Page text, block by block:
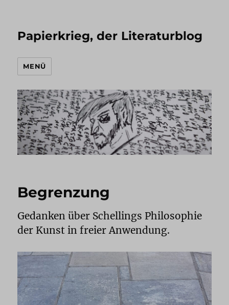
Papierkrieg, der Literaturblog
MENÜ
Begrenzung
Gedanken über Schellings Philosophie
der Kunst in freier Anwendung.